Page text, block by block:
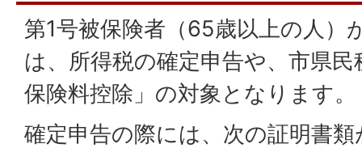
第1号被保険者（65歳以上の人）
は、所得税の確定申告や、市県
保険料控除」の対象となります。
確定申告の際には、次の証明書